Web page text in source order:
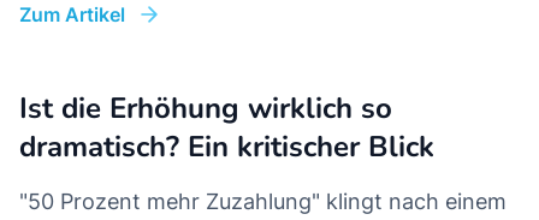
Zum Artikel
Ist die Erhöhung wirklich so
dramatisch? Ein kritischer Blick
"50 Prozent mehr Zuzahlung" klingt nach einem